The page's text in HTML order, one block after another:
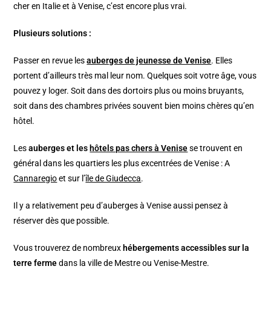
cher en Italie et à Venise, c’est encore plus vrai.
Plusieurs solutions :
Passer en revue lesauberges de jeunesse de Venise. Elles
portent d’ailleurs très mal leur nom. Quelques soit votre âge, vous
pouvez y loger. Soit dans des dortoirs plus ou moins bruyants,
soit dans des chambres privées souvent bien moins chères qu’en
hôtel.
Lesauberges et les hôtels pas chers à Venise se trouvent en
général dans les quartiers les plus excentrées de Venise : A
Cannaregioet sur l’île de Giudecca.
Il y a relativement peu d’auberges à Venise aussi pensez à
réserver dès que possible.
Vous trouverez de nombreux hébergements accessibles sur la
terre fermedans la ville de Mestre ou Venise-Mestre.